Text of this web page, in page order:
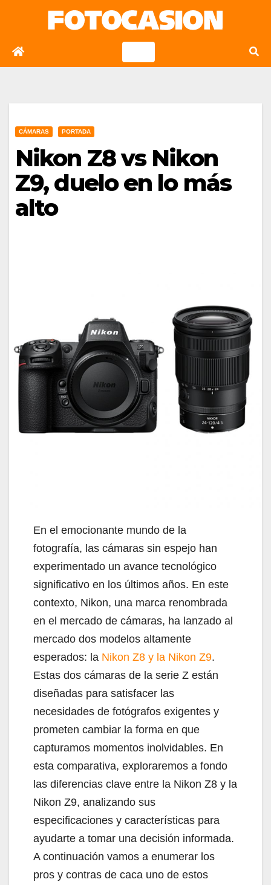
contenido
CÁMARAS PORTADA
Nikon Z8 vs Nikon
Z9, duelo en lo más
alto
En el emocionante mundo de la
fotografía, las cámaras sin espejo han
experimentado un avance tecnológico
significativo en los últimos años. En este
contexto, Nikon, una marca renombrada
en el mercado de cámaras, ha lanzado al
mercado dos modelos altamente
esperados: la Nikon Z8 y la Nikon Z9.
Estas dos cámaras de la serie Z están
diseñadas para satisfacer las
necesidades de fotógrafos exigentes y
prometen cambiar la forma en que
capturamos momentos inolvidables. En
esta comparativa, exploraremos a fondo
las diferencias clave entre la Nikon Z8 y la
Nikon Z9, analizando sus
especificaciones y características para
ayudarte a tomar una decisión informada.
A continuación vamos a enumerar los
pros y contras de caca uno de estos